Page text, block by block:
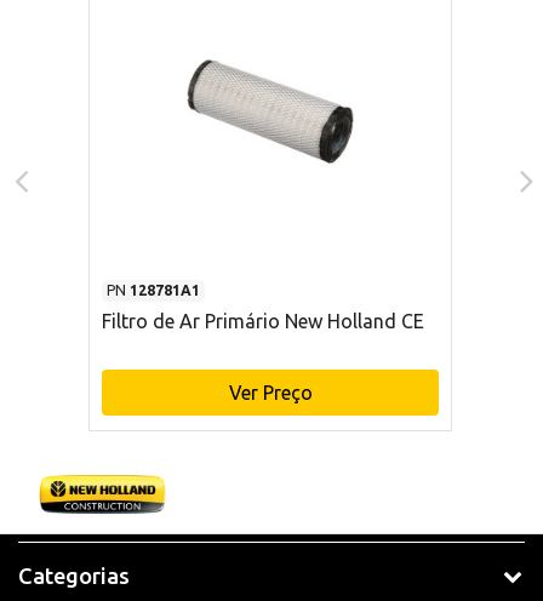
PN 128781A1
Filtro de Ar Primário New Holland CE
Ver Preço
Categorias